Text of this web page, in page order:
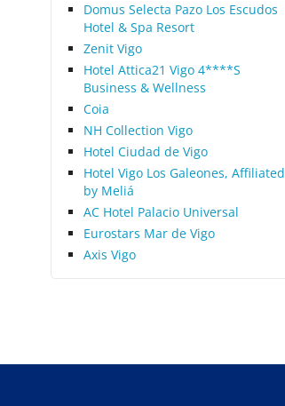
Domus Selecta Pazo Los Escudos
Hotel & Spa Resort
Zenit Vigo
Hotel Attica21 Vigo 4****S
Business & Wellness
Coia
NH Collection Vigo
Hotel Ciudad de Vigo
Hotel Vigo Los Galeones, Affiliated
by Meliá
AC Hotel Palacio Universal
Eurostars Mar de Vigo
Axis Vigo